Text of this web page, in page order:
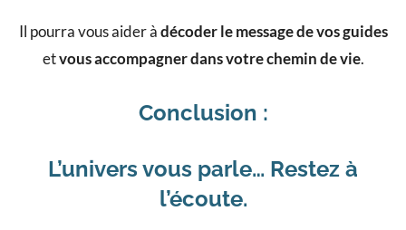
Il pourra vous aider à décoder le message de vos guides
etvous accompagner dans votre chemin de vie.
Conclusion :
L’univers vous parle… Restez à
l’écoute.